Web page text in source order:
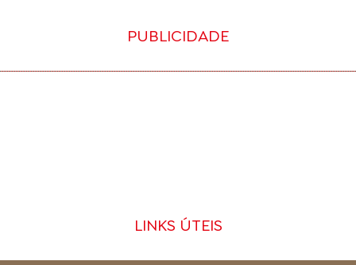
PUBLICIDADE
LINKS ÚTEIS